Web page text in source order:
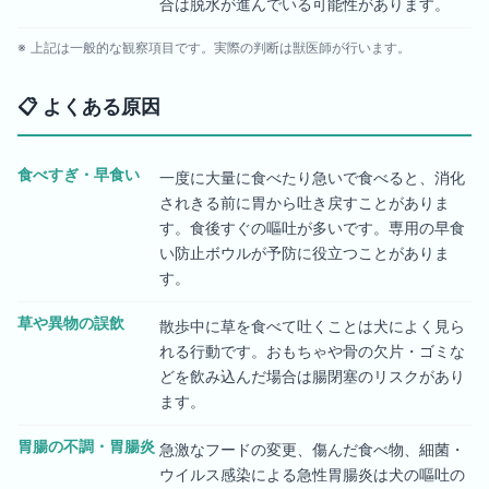
合は脱水が進んでいる可能性があります。
※ 上記は一般的な観察項目です。実際の判断は獣医師が行います。
📋 よくある原因
食べすぎ・早食い
一度に大量に食べたり急いで食べると、消化
されきる前に胃から吐き戻すことがありま
す。食後すぐの嘔吐が多いです。専用の早食
い防止ボウルが予防に役立つことがありま
す。
草や異物の誤飲
散歩中に草を食べて吐くことは犬によく見ら
れる行動です。おもちゃや骨の欠片・ゴミな
どを飲み込んだ場合は腸閉塞のリスクがあり
ます。
胃腸の不調・胃腸炎 急激なフードの変更、傷んだ食べ物、細菌・
ウイルス感染による急性胃腸炎は犬の嘔吐の